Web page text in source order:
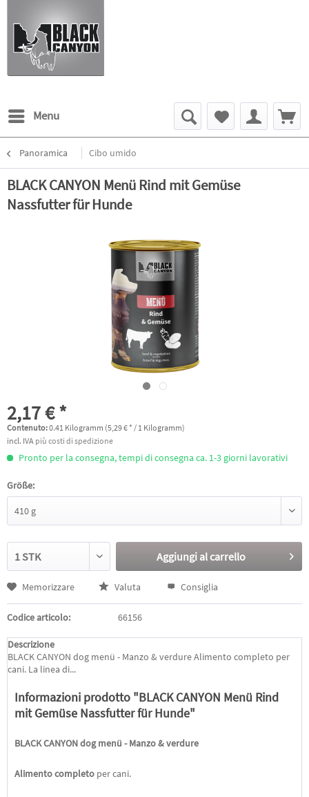
Menu
Panoramica Cibo umido
BLACK CANYON Menü Rind mit Gemüse
Nassfutter für Hunde
2,17 € *
Contenuto:0.41 Kilogramm (5,29 € * / 1 Kilogramm)
incl. IVA più costi di spedizione
Pronto per la consegna, tempi di consegna ca. 1-3 giorni lavorativi
Größe:
Aggiungi alcarrello
Memorizzare Valuta Consiglia
Codice articolo: 66156
Descrizione
BLACK CANYON dog menü - Manzo & verdure Alimento completo per
cani. La linea di...
Informazioni prodotto "BLACK CANYON Menü Rind
mit Gemüse Nassfutter für Hunde"
BLACK CANYONdog menü - Manzo & verdure
Alimento completo per cani.